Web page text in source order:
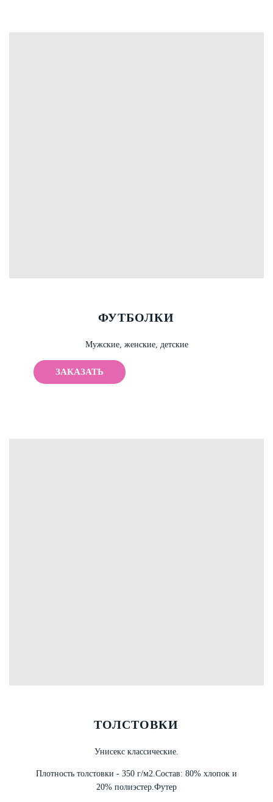
ФУТБОЛКИ
Мужские, женские, детские
ЗАКАЗАТЬ
ТОЛСТОВКИ
Унисекс классические.
Плотность толстовки - 350 г/м2.Состав: 80% хлопок и
20% полиэстер.Футер